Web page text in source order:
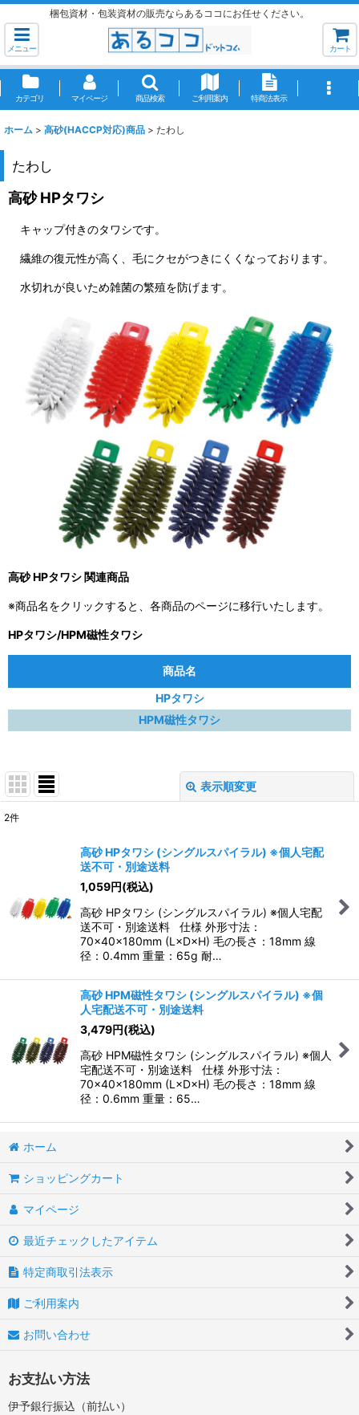
梱包資材・包装資材の販売ならあるココにお任せください。
メニュー カート
カテゴリ マイページ 商品検索 ご利用案内 特商法表示
ホーム > 高砂(HACCP対応)商品 > たわし
たわし
高砂 HPタワシ
キャップ付きのタワシです。
繊維の復元性が高く、毛にクセがつきにくくなっております。
水切れが良いため雑菌の繁殖を防げます。
高砂 HPタワシ 関連商品
※商品名をクリックすると、各商品のページに移行いたします。
HPタワシ/HPM磁性タワシ
商品名
HPタワシ
HPM磁性タワシ
表示順変更
絞り込む
2件
高砂 HPタワシ (シングルスパイラル) ※個人宅配
送不可・別途送料
1,059円(税込)
高砂 HPタワシ (シングルスパイラル) ※個人宅配
送不可・別途送料 仕様 外形寸法：
70×40×180mm (L×D×H) 毛の長さ：18mm 線
径：0.4mm 重量：65g 耐…
高砂 HPM磁性タワシ (シングルスパイラル) ※個
人宅配送不可・別途送料
3,479円(税込)
高砂 HPM磁性タワシ (シングルスパイラル) ※個人
宅配送不可・別途送料 仕様 外形寸法：
70×40×180mm (L×D×H) 毛の長さ：18mm 線
径：0.6mm 重量：65…
ホーム
ショッピングカート
マイページ
最近チェックしたアイテム
特定商取引法表示
ご利用案内
お問い合わせ
お支払い方法
伊予銀行振込（前払い）